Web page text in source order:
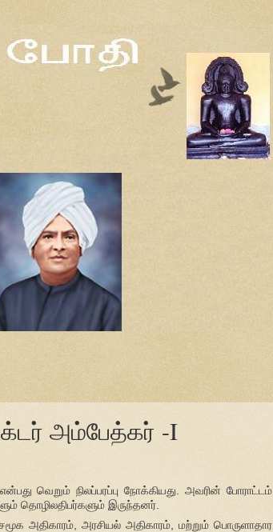
அம்பேத்கர் -I
வெறும் நிலப்பரப்பு நோக்கியது. அவரின் போராட்டம்
தொழிலதிபர்களும் இருந்தனர்.
அதிகாரம், அரசியல் அதிகாரம், மற்றும் பொருளாதார